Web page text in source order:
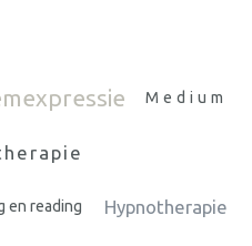
Medium
en reading Hypnotherapie